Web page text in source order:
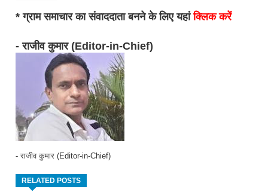
* ग्राम समाचार का संवाददाता बनने के लिए यहांक्लिक करें
- राजीव कुमार (Editor-in-Chief)
- राजीव कुमार (Editor-in-Chief)
RELATED POSTS